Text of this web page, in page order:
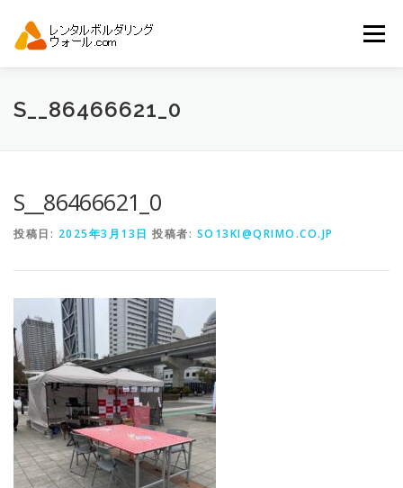
メニュー
トップ 自動見積り
S__86466621_0
S__86466621_0
投稿日: 2025年3月13日 投稿者: SO13KI@QRIMO.CO.JP